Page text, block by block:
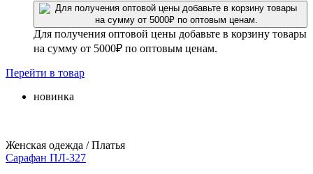
Для получения оптовой цены добавьте в корзину товары
на сумму от 5000₽ по оптовым ценам.
Перейти в товар
новинка
Женская одежда / Платья
Сарафан ПЛ-327